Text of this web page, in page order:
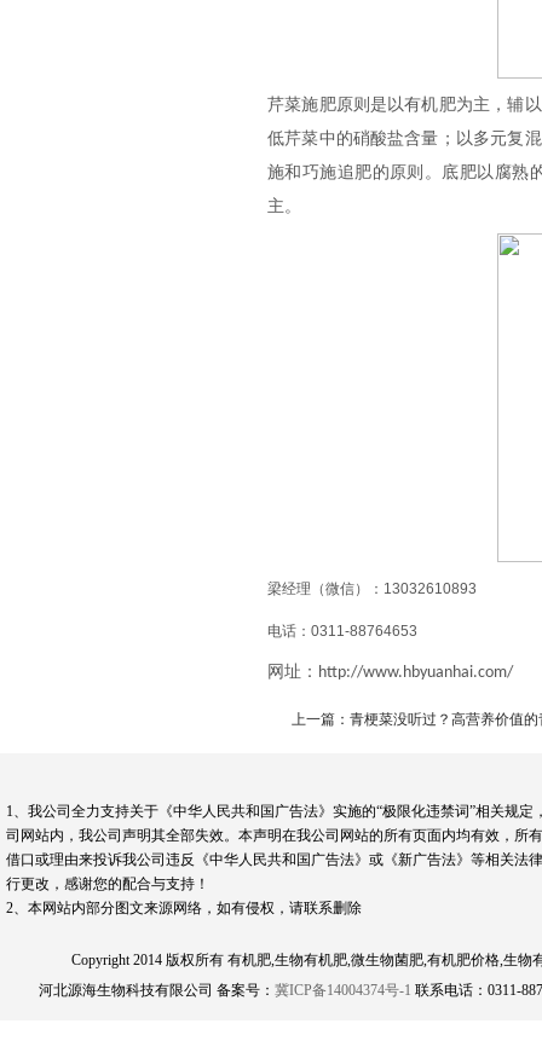
芹菜施肥原则是以有机肥为主，辅
低芹菜中的硝酸盐含量；以多元复
施和巧施追肥的原则。底肥以腐熟
主。
梁经理（微信）： 13032610893
电话： 0311-88764653
网址： http://www.hbyuanhai.com/
上一篇：青梗菜没听过？高营养价值
1、我公司全力支持关于《中华人民共和国广告法》实施的“极限化违禁词”相关规
司网站内，我公司声明其全部失效。本声明在我公司网站的所有页面内均有效，
借口或理由来投诉我公司违反《中华人民共和国广告法》或《新广告法》等相关
行更改，感谢您的配合与支持！
2、本网站内部分图文来源网络，如有侵权，请联系删除
Copyright 2014 版权所有 有机肥,生物有机肥,微生物菌肥,有机肥价格,生
河北源海生物科技有限公司 备案号： 冀ICP备14004374号-1 联系电话：0311-